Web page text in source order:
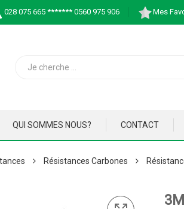
028 075 665 ******* 0560 975 906 Mes
QUI SOMMES NOUS? CONTACT
Résistances Carbones